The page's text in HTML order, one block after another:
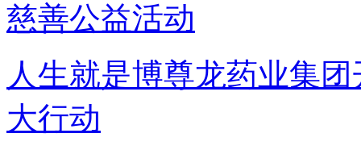
慈善公益活动
人生就是博尊龙药业集
大行动